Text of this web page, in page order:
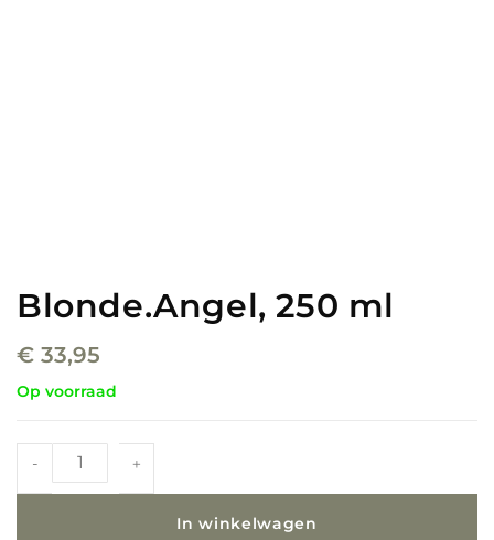
Blonde.Angel, 250 ml
€ 33,95
Op voorraad
- +
In winkelwagen